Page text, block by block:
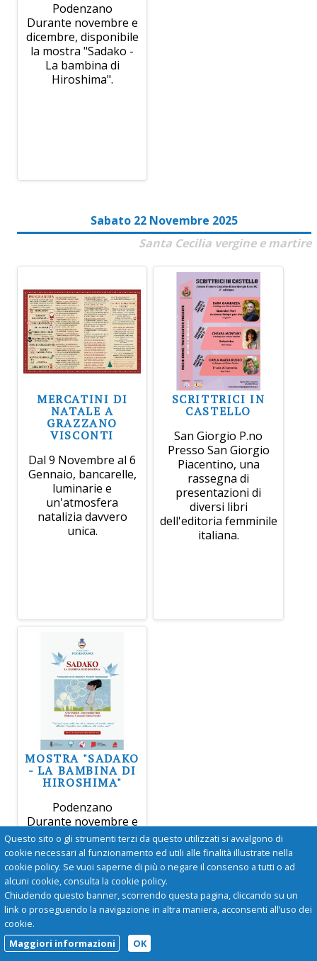
Podenzano
Durante novembre e
dicembre, disponibile
la mostra "Sadako -
La bambina di
Hiroshima".
Sabato 22 Novembre 2025
Santa Cecilia vergine e martire
MERCATINI DI
NATALE A
GRAZZANO
VISCONTI
Dal 9 Novembre al 6
Gennaio, bancarelle,
luminarie e
un'atmosfera
natalizia davvero
unica.
SCRITTRICI IN
CASTELLO
San Giorgio P.no
Presso San Giorgio
Piacentino, una
rassegna di
presentazioni di
diversi libri
dell'editoria femminile
italiana.
MOSTRA "SADAKO
- LA BAMBINA DI
HIROSHIMA"
Podenzano
Durante novembre e
dicembre, disponibile
la mostra "Sadako -
La bambina di
Hiroshima".
Questo sito o gli strumenti terzi da questo utilizzati si avvalgono di
cookie necessari al funzionamento ed utili alle finalità illustrate nella
cookie policy. Se vuoi saperne di più o negare il consenso a tutti o ad
alcuni cookie, consulta la cookie policy.
Chiudendo questo banner, scorrendo questa pagina, cliccando su un
link o proseguendo la navigazione in altra maniera, acconsenti all’uso dei
cookie.
Maggiori informazioni
OK